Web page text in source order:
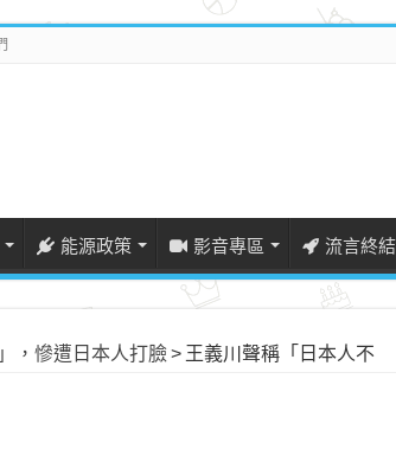
能源政策 影音專區 流言終
，慘遭日本人打臉 > 王義川聲稱「日本人不